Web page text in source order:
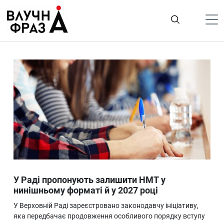
содержимому
Гроші
Життя
Лайфстайл
ТехноНаука
Людина
Ukraine
Про нас
У Раді пропонують залишити НМТ у
нинішньому форматі й у 2027 році
У Верховній Раді зареєстровано законодавчу ініціативу,
яка передбачає продовження особливого порядку вступу